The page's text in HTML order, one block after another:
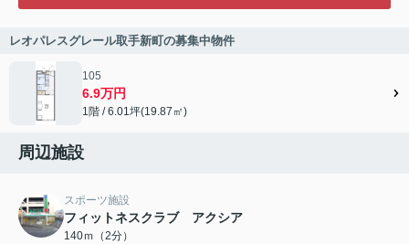
レオパレスグレール取手新町の募集中物件
105
6.9万円
1階 / 6.01坪(19.87㎡)
周辺施設
スポーツ施設
フィットネスクラブ アクシア
140ｍ（2分）